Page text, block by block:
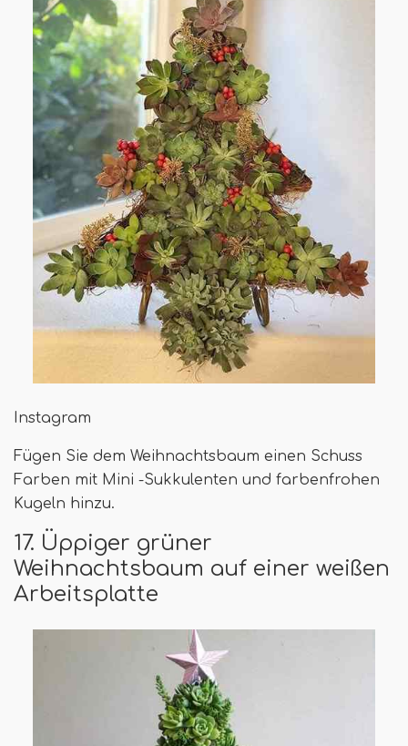
Instagram
Fügen Sie dem Weihnachtsbaum einen Schuss
Farben mit Mini -Sukkulenten und farbenfrohen
Kugeln hinzu.
17. Üppiger grüner
Weihnachtsbaum auf einer weißen
Arbeitsplatte